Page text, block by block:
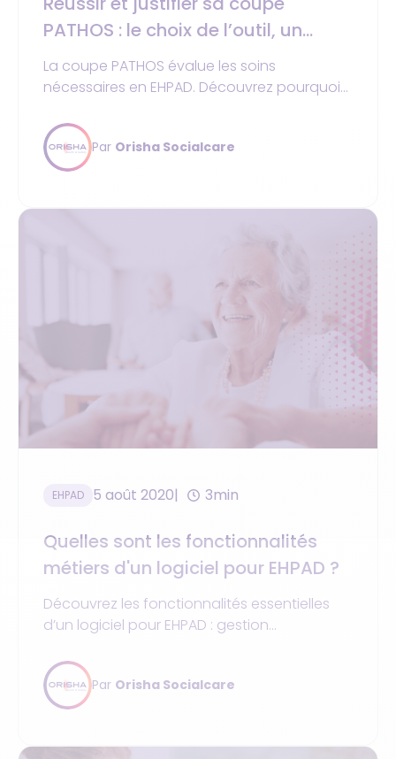
PATHOS : le choix de l’outil, un
incontournable !
La coupe PATHOS évalue les soins
nécessaires en EHPAD. Découvrez pourquoi
indispensable à sa réussite.
Par Orisha Socialcare
EHPAD 5 août 2020 3min
Quelles sont les fonctionnalités
métiers d'un logiciel pour EHPAD ?
Découvrez les fonctionnalités essentielles
d’un logiciel pour EHPAD : gestion
personnalisé et intendance.
Par Orisha Socialcare